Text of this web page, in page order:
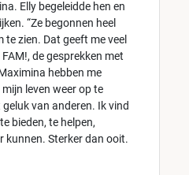
Elly begeleidde hen en
“Ze begonnen heel
zien. Dat geeft me veel
de gesprekken met
hebben me
leven weer op te
van anderen. Ik vind
bieden, te helpen,
kunnen. Sterker dan ooit.